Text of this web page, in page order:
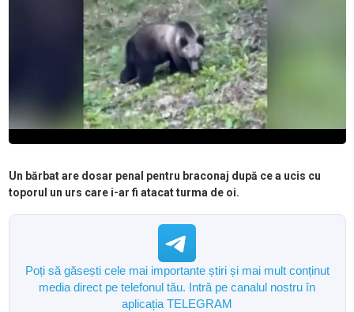
Un bărbat are dosar penal pentru braconaj după ce a ucis cu
toporul un urs care i-ar fi atacat turma de oi.
Poți să găsești cele mai importante știri și mai mult conținut
media direct pe telefonul tău. Intră pe canalul nostru în
aplicația TELEGRAM